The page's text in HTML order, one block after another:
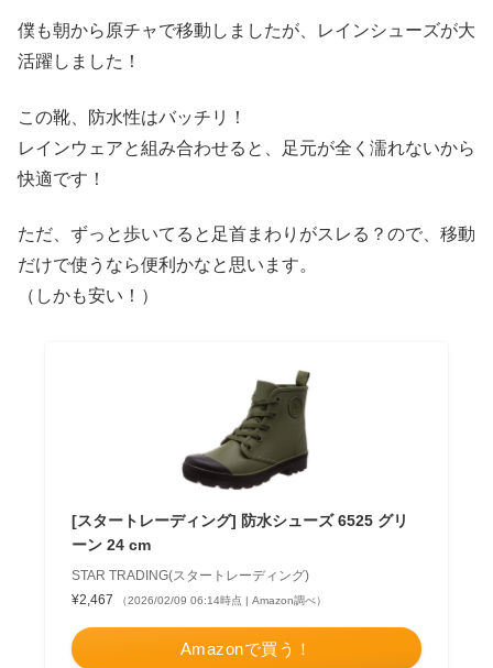
僕も朝から原チャで移動しましたが、レインシューズが大
活躍しました！
この靴、防水性はバッチリ！
レインウェアと組み合わせると、足元が全く濡れないから
快適です！
ただ、ずっと歩いてると足首まわりがスレる？ので、移動
だけで使うなら便利かなと思います。
（しかも安い！）
[スタートレーディング] 防水シューズ 6525 グリ
ーン 24 cm
STAR TRADING(スタートレーディング)
¥2,467
（2026/02/09 06:14時点 | Amazon調べ）
Amazonで買う！